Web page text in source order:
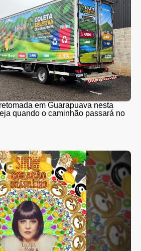
em Guarapuava nesta
quando o caminhão passará no